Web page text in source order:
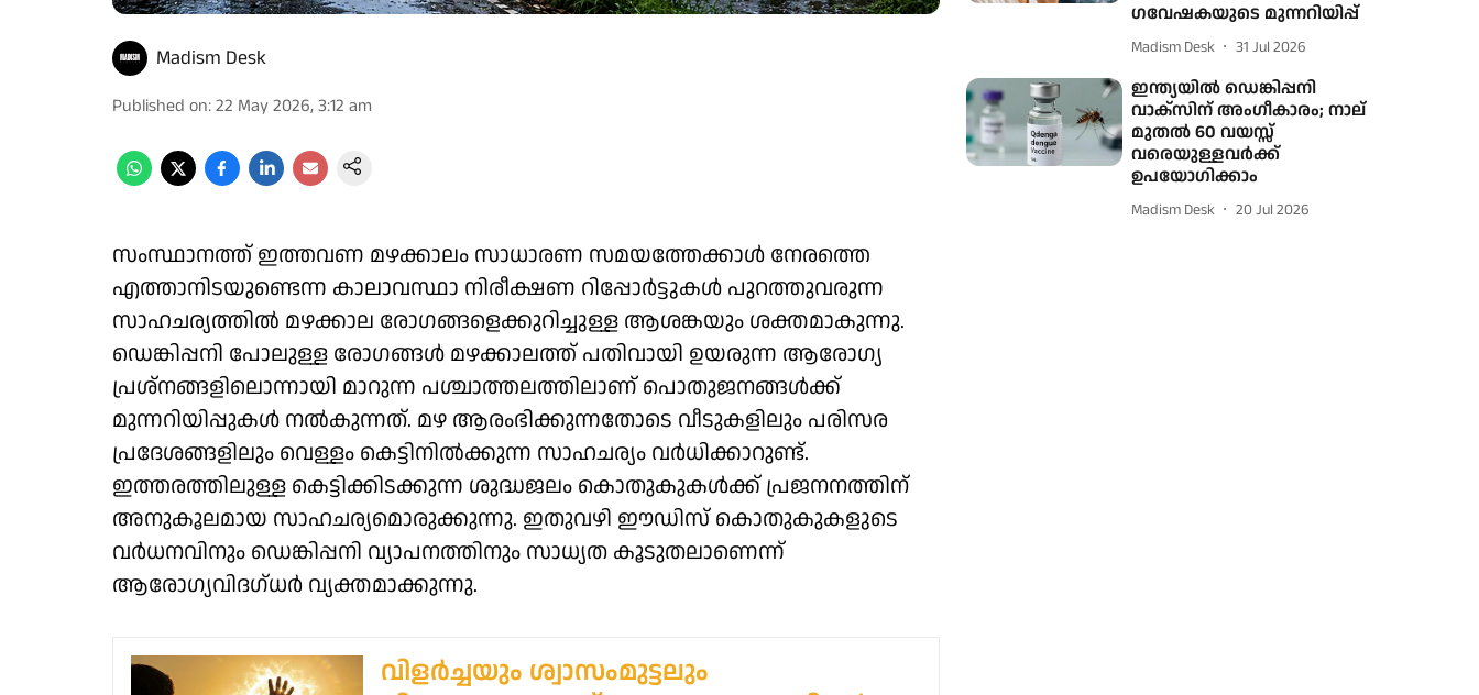
Madism Desk
Published on:22 May 2026, 3:12 am
സംസ്ഥാനത്ത് ഇത്തവണ മഴക്കാലം സാധാരണ സമയത്തേക്കാൾ നേരത്തെ
എത്താനിടയുണ്ടെന്ന കാലാവസ്ഥാ നിരീക്ഷണ റിപ്പോർട്ടുകൾ പുറത്തുവരുന്ന
സാഹചര്യത്തിൽ മഴക്കാല രോഗങ്ങളെക്കുറിച്ചുള്ള ആശങ്കയും ശക്തമാകുന്നു.
ഡെങ്കിപ്പനി പോലുള്ള രോഗങ്ങൾ മഴക്കാലത്ത് പതിവായി ഉയരുന്ന ആരോഗ്യ
പ്രശ്നങ്ങളിലൊന്നായി മാറുന്ന പശ്ചാത്തലത്തിലാണ് പൊതുജനങ്ങൾക്ക്
മുന്നറിയിപ്പുകൾ നൽകുന്നത്. മഴ ആരംഭിക്കുന്നതോടെ വീടുകളിലും പരിസര
പ്രദേശങ്ങളിലും വെള്ളം കെട്ടിനിൽക്കുന്ന സാഹചര്യം വർധിക്കാറുണ്ട്.
ഇത്തരത്തിലുള്ള കെട്ടിക്കിടക്കുന്ന ശുദ്ധജലം കൊതുകുകൾക്ക് പ്രജനനത്തിന്
അനുകൂലമായ സാഹചര്യമൊരുക്കുന്നു. ഇതുവഴി ഈഡിസ് കൊതുകുകളുടെ
വർധനവിനും ഡെങ്കിപ്പനി വ്യാപനത്തിനും സാധ്യത കൂടുതലാണെന്ന്
ആരോഗ്യവിദഗ്ധർ വ്യക്തമാക്കുന്നു.
വിളർച്ചയും ശ്വാസംമുട്ടലും
ഗവേഷകയുടെ മുന്നറിയിപ്പ്
Madism Desk 31 Jul 2026
ഇന്ത്യയിൽ ഡെങ്കിപ്പനി
വാക്സിന് അംഗീകാരം; നാല്
മുതൽ 60 വയസ്സ്
വരെയുള്ളവർക്ക്
ഉപയോഗിക്കാം
Madism Desk 20 Jul 2026